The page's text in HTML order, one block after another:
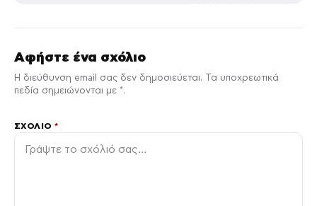
Αφήστε ένα σχόλιο
Η διεύθυνση email σας δεν δημοσιεύεται. Τα υποχρεωτικά
πεδία σημειώνονται με *.
ΣΧΌΛΙΟ*